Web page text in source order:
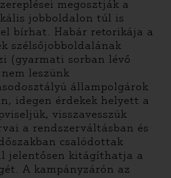
megosztják a
jobboldalon túl is
bírhat. Habár retorikája a
szélsőjobboldalának
(gyarmati sorban lévő
leszünk
állampolgárok
idegen érdekek helyett a
visszavesszük
a rendszerváltásban és
csalódottak
jelentősen kitágíthatja a
A kampányzárón az